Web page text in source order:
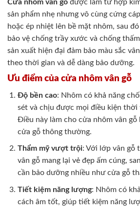
Cửa nhôm vân gỗ được làm từ hợp
sản phẩm nhẹ nhưng vô cùng cứng
hoặc ép nhiệt lên bề mặt nhôm, sau
bảo vệ chống trầy xước và chống
sản xuất hiện đại đảm bảo màu sắc
theo thời gian và dễ dàng bảo dưỡng.
Ưu điểm của cửa nhôm vân gỗ
Độ bền cao: Nhôm có khả năng
sét và chịu được mọi điều kiện thời
Điều này làm cho cửa nhôm vân gỗ
cửa gỗ thông thường.
Thẩm mỹ vượt trội: Với lớp vân gỗ
vân gỗ mang lại vẻ đẹp ấm cúng,
cần bảo dưỡng nhiều như cửa gỗ
Tiết kiệm năng lượng: Nhôm có
cách âm tốt, giúp tiết kiệm năng